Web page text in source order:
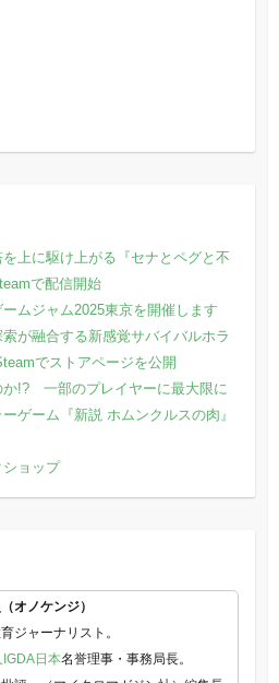
上に駆け上がる『セナとペグと不
で配信開始
ムジャム2025東京を開催します
が融合する新感覚サバイバルホラ
でストアページを公開
か!? 一部のプレイヤーに最大限に
ゲーム『新説 ホムンクルスの肉』
ョップ
オノケンジ）
ジャーナリスト。
IGDA日本名誉理事・事務局長。